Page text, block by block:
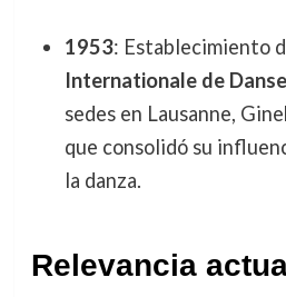
1953: Establecimiento
Internationale de
sedes en Lausanne,
que consolidó su
la danza.
Relevancia